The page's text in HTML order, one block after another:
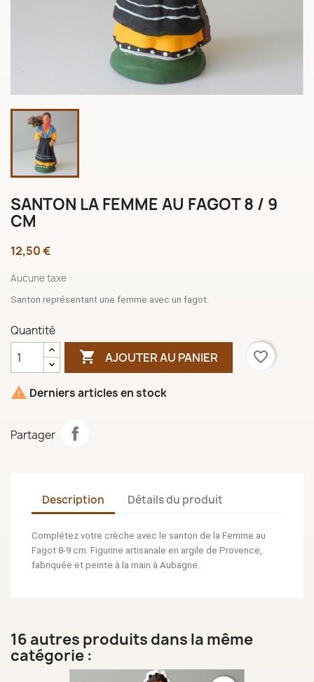
SANTON LA FEMME AU FAGOT 8 / 9
CM
12,50 €
Aucune taxe
Santon représentant une femme avec un fagot.
Quantité
 AJOUTER AU PANIER favorite_border
 Derniers articles en stock
Partager
Description Détails du produit
Complétez votre crèche avec le santon de la Femme au
Fagot 8-9 cm. Figurine artisanale en argile de Provence,
fabriquée et peinte à la main à Aubagne.
16 autres produits dans la même
catégorie :